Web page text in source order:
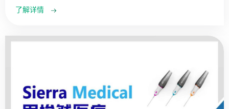
了解详情